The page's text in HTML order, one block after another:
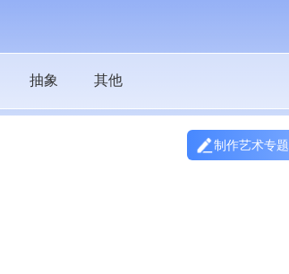
抽象 其他
制作艺术专题